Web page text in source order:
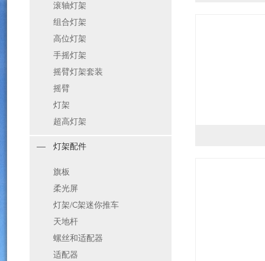
滚轴灯架
组合灯架
高位灯架
手摇灯架
摇臂灯架套装
摇臂
灯架
超高灯架
灯架配件
旗板
柔光屏
灯架/C架迷你推车
天地杆
螺丝和适配器
适配器